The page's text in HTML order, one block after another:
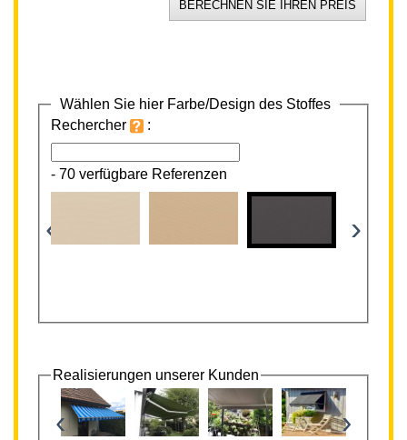
Wählen Sie hier Farbe/Design des Stoffes
Rechercher
:
- 70 verfügbare Referenzen
‹ ›
Realisierungen unserer Kunden
‹ ›